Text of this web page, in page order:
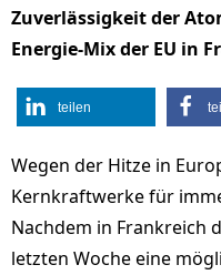
Zuverlässigkeit der
Energie-Mix der EU in
teilen
Wegen der Hitze in
Kernkraftwerke für
Nachdem in Frankreich
letzten Woche eine